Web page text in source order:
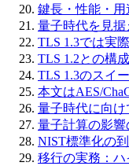
鍵長・性能・用
量子時代を見
TLS 1.3では実
TLS 1.2との構
TLS 1.3のスイ
本文はAES/
量子時代に向
量子計算の影
NIST標準化の
移行の実務：